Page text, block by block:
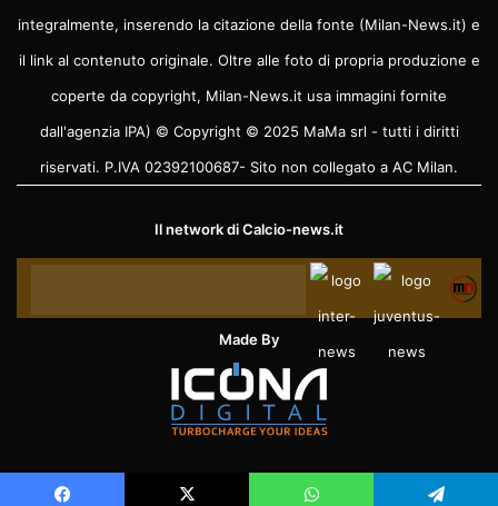
integralmente, inserendo la citazione della fonte (Milan-News.it) e
il link al contenuto originale. Oltre alle foto di propria produzione e
coperte da copyright, Milan-News.it usa immagini fornite
dall'agenzia IPA) © Copyright © 2025 MaMa srl - tutti i diritti
riservati. P.IVA 02392100687- Sito non collegato a AC Milan.
Il network diCalcio-news.it
Made By